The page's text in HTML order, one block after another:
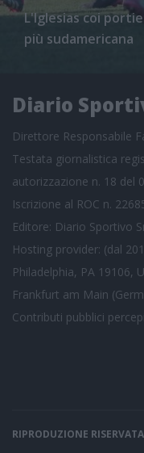
L'Iglesias coi
più sudamericana
Diario
Direttore Responsabile
Testata giornalistica
autorizzazione n. 18 del
Iscrizione al ROC n.
Editore: Diario Sportivo
Hosting provider: (dal
Philadelphia, PA 19106,
Frankfurt am Main
Contributi pubblici
RIPRODUZIONE